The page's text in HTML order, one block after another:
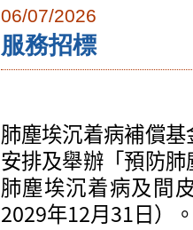
06/07/2026
服務招標
肺塵埃沉着病補償
安排及舉辦「預防
肺塵埃沉着病及間
2029年12月31日）